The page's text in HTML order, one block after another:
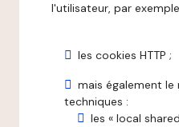
l'utilisateur, par
les cookies HTTP ;
mais également
techniques :
les « local